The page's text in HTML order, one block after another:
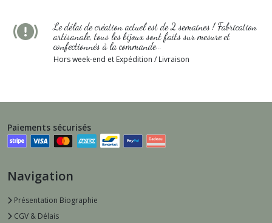
Le délai de création actuel est de 2 semaines ! Fabrication
artisanale, tous les bijoux sont faits sur mesure et
confectionnés à la commande...
Hors week-end et Expédition / Livraison
Paiements sécurisés
Navigation
Présentation Biographie
CGV & Délais